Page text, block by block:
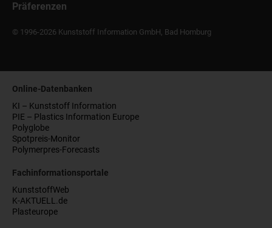
Präferenzen
© 1996-2026 Kunststoff Information GmbH, Bad Homburg
Online-Datenbanken
KI – Kunststoff Information
PIE – Plastics Information Europe
Polyglobe
Spotpreis-Monitor
Polymerpres-Forecasts
Fachinformationsportale
KunststoffWeb
K-AKTUELL.de
Plasteurope